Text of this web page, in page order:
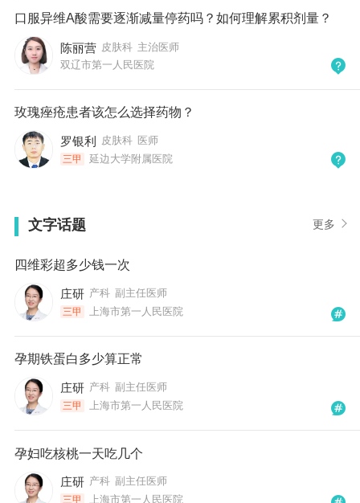
口服异维A酸需要逐渐减量停药吗？如何理解累积剂量？
陈丽营 皮肤科 主治医师
双辽市第一人民医院
玫瑰痤疮患者该怎么选择药物？
罗银利 皮肤科 医师
三甲 延边大学附属医院
文字话题 更多
四维彩超多少钱一次
庄研 产科 副主任医师
三甲 上海市第一人民医院
孕期铁蛋白多少算正常
庄研 产科 副主任医师
三甲 上海市第一人民医院
孕妇吃核桃一天吃几个
庄研 产科 副主任医师
三甲 上海市第一人民医院